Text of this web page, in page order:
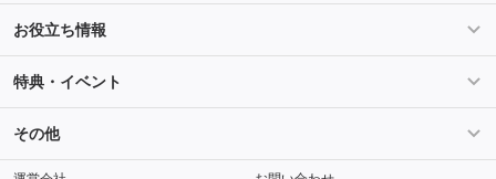
Salesforce案件特集 AWS案件特集
サービス紹介
ご登録から参画までの流れ フリーランスの声
お役立ち情報
ライフ
キャリア スキル・テクノロジー
特典・イベント
セミナー
その他